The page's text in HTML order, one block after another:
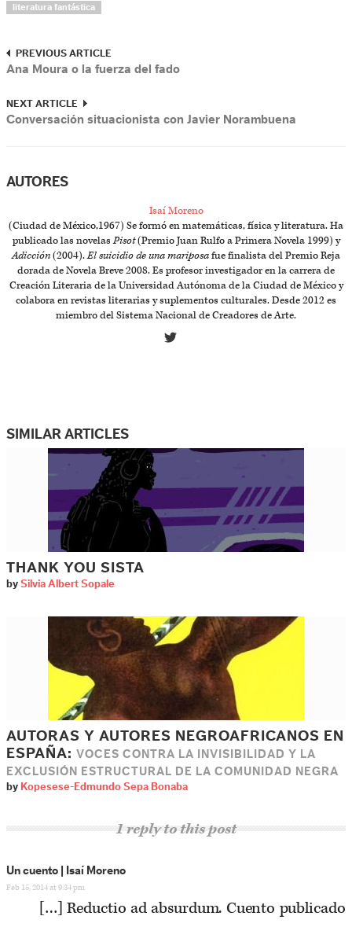
literatura fantástica
PREVIOUS ARTICLE
Ana Moura o la fuerza del fado
NEXT ARTICLE
Conversación situacionista con Javier Norambuena
AUTORES
Isaí Moreno
(Ciudad de México,1967) Se formó en matemáticas, física y literatura. Ha
publicado las novelasPisot(Premio Juan Rulfo a Primera Novela 1999) y
Adicción(2004).El suicidio de una mariposafue finalista del Premio Reja
dorada de Novela Breve 2008. Es profesor investigador en la carrera de
Creación Literaria de la Universidad Autónoma de la Ciudad de México y
colabora en revistas literarias y suplementos culturales. Desde 2012 es
miembro del Sistema Nacional de Creadores de Arte.
SIMILAR ARTICLES
THANK YOU SISTA
by Silvia Albert Sopale
AUTORAS Y AUTORES NEGROAFRICANOS EN
ESPAÑA: VOCES CONTRA LA INVISIBILIDAD Y LA
EXCLUSIÓN ESTRUCTURAL DE LA COMUNIDAD NEGRA
by Kopesese-Edmundo Sepa Bonaba
1 reply to this post
Un cuento | Isaí Moreno
Feb 15, 2014 at 9:34 pm
[…] Reductio ad absurdum. Cuento publicado